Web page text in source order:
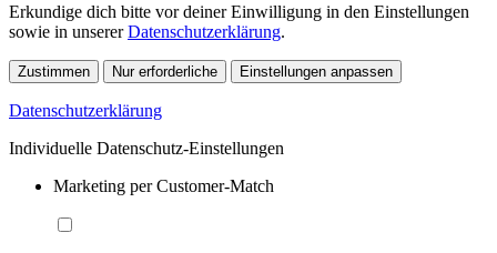
Erkundige dich bitte vor deiner Einwilligung in den Einstellungen
sowie in unsererDatenschutzerklärung.
Zustimmen Nur erforderliche Einstellungen anpassen
Datenschutzerklärung
Individuelle Datenschutz-Einstellungen
Marketing per Customer-Match